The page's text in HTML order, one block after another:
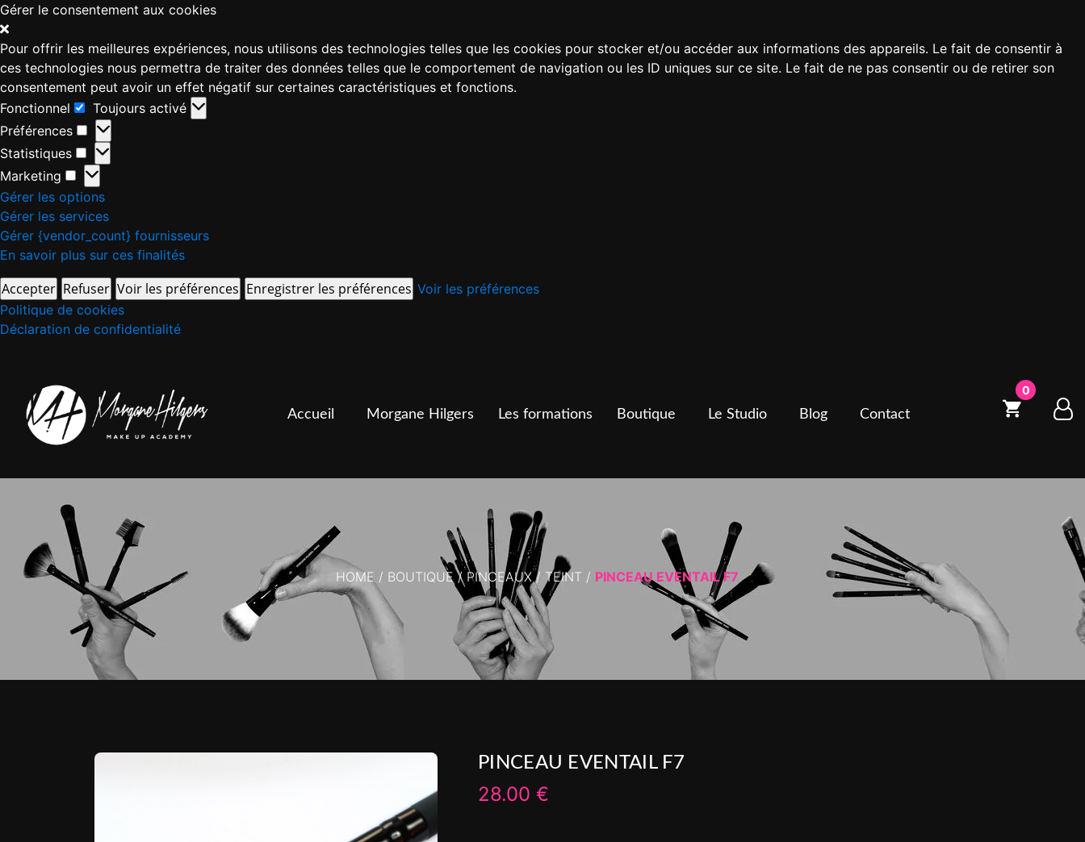
Gérer le consentement aux cookies
Pour offrir les meilleures expériences, nous utilisons des technologies telles que les cookies pour stocker et/ou accéder aux informations des appareils. Le fait de consentir à
ces technologies nous permettra de traiter des données telles que le comportement de navigation ou les ID uniques sur ce site. Le fait de ne pas consentir ou de retirer son
consentement peut avoir un effet négatif sur certaines caractéristiques et fonctions.
Fonctionnel
Toujours activé
Préférences
Statistiques
Marketing
Gérer les options
Gérer les services
Gérer {vendor_count} fournisseurs
En savoir plus sur ces finalités
Accepter Refuser Voir les préférences Enregistrer les préférences Voir les préférences
Politique de cookies
Déclaration de confidentialité
Accueil Morgane Hilgers Les formations Boutique Le Studio Blog Contact
0
HOME / BOUTIQUE / PINCEAUX / TEINT / PINCEAU EVENTAIL F7
PINCEAU EVENTAIL F7
28.00 €